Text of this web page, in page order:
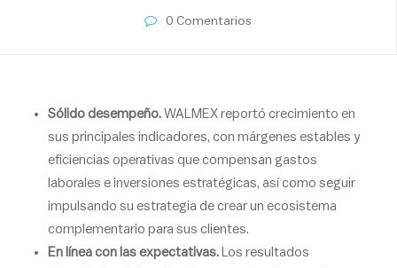
0 Comentarios
Sólido desempeño. WALMEX reportó crecimiento en
sus principales indicadores, con márgenes estables y
eficiencias operativas que compensan gastos
laborales e inversiones estratégicas, así como seguir
impulsando su estrategia de crear un ecosistema
complementario para sus clientes.
En línea con las expectativas. Los resultados